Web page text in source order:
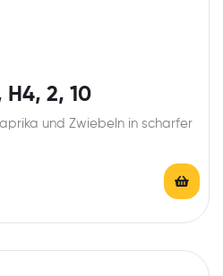
2, 10
und Zwiebeln in scharfer